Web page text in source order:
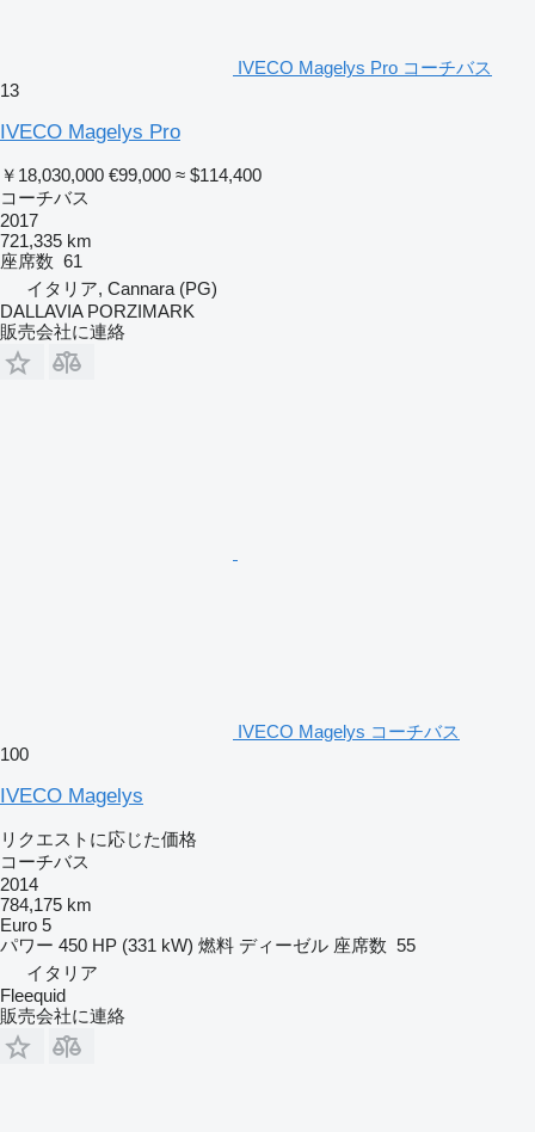
IVECO Magelys Pro コーチバス
13
IVECO Magelys Pro
￥18,030,000 €99,000 ≈ $114,400
コーチバス
2017
721,335 km
座席数 61
イタリア, Cannara (PG)
DALLAVIA PORZIMARK
販売会社に連絡
IVECO Magelys コーチバス
100
IVECO Magelys
リクエストに応じた価格
コーチバス
2014
784,175 km
Euro 5
パワー 450 HP (331 kW) 燃料 ディーゼル 座席数 55
イタリア
Fleequid
販売会社に連絡